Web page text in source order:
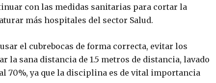
con las medidas sanitarias para cortar la
más hospitales del sector Salud.
el cubrebocas de forma correcta, evitar los
la sana distancia de 1.5 metros de distancia, lavado
70%, ya que la disciplina es de vital importancia